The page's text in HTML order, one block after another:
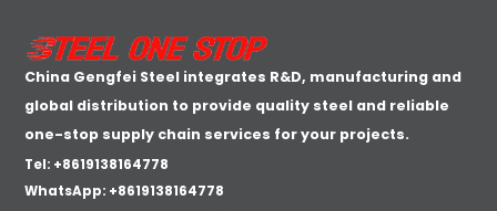
China Gengfei Steel integrates R&D, manufacturing and
global distribution to provide quality steel and reliable
one-stop supply chain services for your projects.
Tel: +8619138164778
WhatsApp: +8619138164778